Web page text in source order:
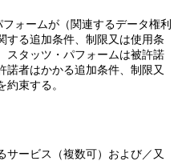
フォームが（関連するデータ権利
する追加条件、制限又は使用条
スタッツ・パフォームは被許諾
諾者はかかる追加条件、制限又
束する。
サービス（複数可）および／又